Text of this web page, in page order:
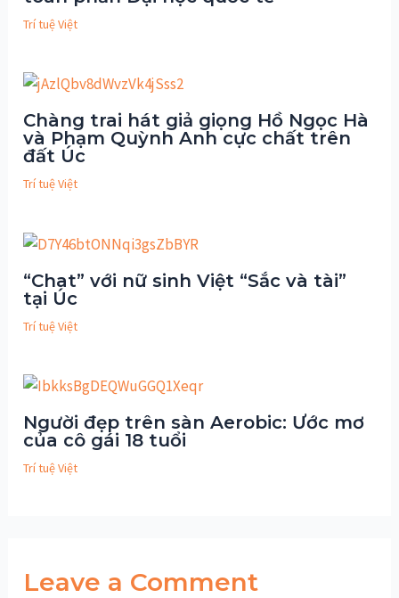
Trí tuệ Việt
Chàng trai hát giả giọng Hồ Ngọc Hà
và Phạm Quỳnh Anh cực chất trên
đất Úc
Trí tuệ Việt
“Chat” với nữ sinh Việt “Sắc và tài”
tại Úc
Trí tuệ Việt
Người đẹp trên sàn Aerobic: Ước mơ
của cô gái 18 tuổi
Trí tuệ Việt
Leave a Comment